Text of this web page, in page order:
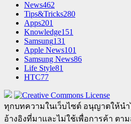
News462
Tips&Tricks280
Apps201
Knowledge151
Samsung131
Apple News101
Samsung News86
Life Style81
HTC77
ทุกบทความในเว็บไซต์ อนุญาตให้นำ
อ้างอิงที่มาและไม่ใช้เพื่อการค้า ต